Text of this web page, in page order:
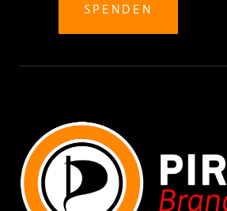
SPENDEN